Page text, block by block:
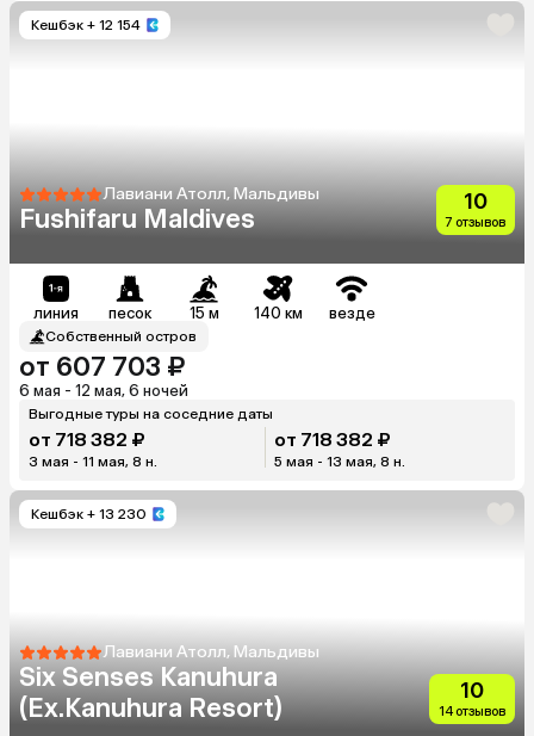
Кешбэк + 12 154
Лавиани Атолл, Мальдивы
Fushifaru Maldives
10
7 отзывов
линия песок 15 м 140 км везде
Собственный остров
от 607 703 ₽
6 мая - 12 мая, 6 ночей
Выгодные туры на соседние даты
от 718 382 ₽
3 мая - 11 мая, 8 н.
от 718 382 ₽
5 мая - 13 мая, 8 н.
Кешбэк + 13 230
Лавиани Атолл, Мальдивы
Six Senses Kanuhura
(Ex.Kanuhura Resort)
10
14 отзывов